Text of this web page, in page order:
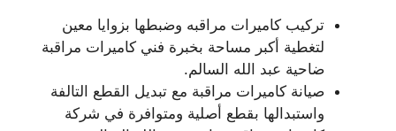
تركيب كاميرات مراقبه وضبطها بزوايا معين
لتغطية أكبر مساحة بخبرة فني كاميرات مراقبة
ضاحية عبد الله السالم.
صيانة كاميرات مراقبة مع تبديل القطع التالفة
واستبدالها بقطع أصلية ومتوافرة في شركة